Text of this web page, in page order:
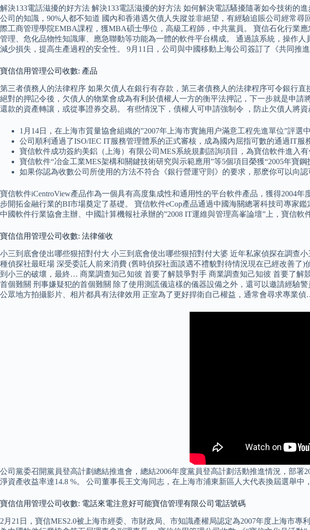
解決133電話滋擾的好方法 解決133電話滋擾的好方法 如何解決電話騷擾隨著如今技術
公司的知識，90%人都不知道 國內和香港遇欠債人失蹤並非絕望，有經驗追賬公司經常
際工商管理學院EMBA課程，獲MBA碩士學位，高級工程師，中共黨員。 寶信石化行業
管理、危化品物性知識庫、應急聯動等功能為一體的軟件平台構成。 通過該系統，操作
減少損失，提高生產過程的安全性。 9月11日，公司與中國移動上海公司簽訂了《共同推
寶信信用管理公司收數: 產品
第三者債務人的法律程序 如果欠債人在銀行有存款，第三者債務人的法律程序可令銀行
絕對的押記令後，欠債人的物業會成為有利於債權人一方的衡平法押記，下一步就是申
還款的資產轉讓，或從事證券交易。 有些情況下，債權人可申請強制令 ，防止欠債人將
1月14日，在上海市質量協會組織的”2007年上海市實施用户滿意工程先進單位”評
公司順利通過了ISO/IEC IT服務管理體系的正式審核，成為國內屈指可數的通過IT服
寶信軟件成功簽約美鋁（上海）有限公司MES系統規劃諮詢項目，為寶信軟件進入
寶信軟件“冶金工業MES架構和關鍵技術研究與示範應用”等5個項目榮獲“2005年寶鋼
如果你認為收數公司所使用的方法不符合《銀行營運守則》的要求，那麽你可以向認
寶信軟件iCentroView產品作為一個具有高度集成性和通用性的平台軟件產品，獲得2004
步開拓金融行業的BI市場奠定了基礎。 寶信軟件eCop產品通過中國海關總署科技司專家
中國軟件行業協會主辦、中國計算機報社承辦的”2008 IT運維與管理高峯論壇”上，寶信軟
寶信信用管理公司收數: 法律催收
小三到底會使出哪些狠招對付大 小三到底會使出哪些狠招對付大婆 近年私家偵探在調
種偵探社最旺場 深受委託人前來消費 (舊時偵探社面談遇不禮貌對待情況現在已經改善
到小三的破壞，最終… 商業調查知己知彼 首要了解競爭對手 商業調查知己知彼 首要了
首個難關 刑事嫌疑犯的首個難關 除了使用測謊儀這樣的儀器設備之外，還可以邀請經
公眾地方拍攝影片、相片都具有法律效用 正室為了更好捍衛自己權益，通常會尋求專業
公司黨委召開黨員登高計劃總結推進會，總結2006年度黨員登高計劃活動推進情況，部署
淨資產收益率達14.8 %。 公司董事長王文海同志，在上海市浦東新區人大代表換屆選舉
寶信信用管理公司收數: 電話️來電注意️好可能寶信管理有限公司電話號碼
2月21日，寶信MES2.0被上海市經委、市財政局、市知識產權局認定為2007年度上海市